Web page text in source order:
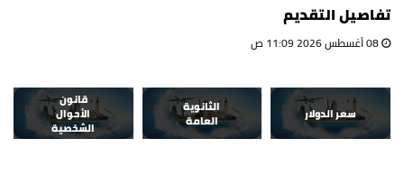
تفاصيل التقديم
سعر الدولار
الثانوية
العامة
قانون
الأحوال
الشخصية